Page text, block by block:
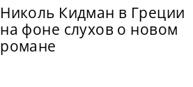
Николь Кидман в Греции
на фоне слухов о новом
романе